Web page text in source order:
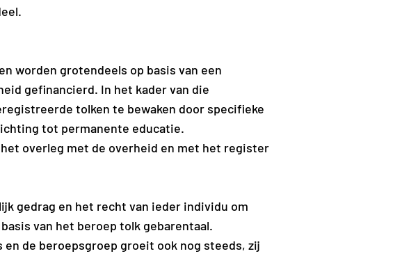
worden grotendeels op basis van een
gefinancierd. In het kader van die
tolken te bewaken door specifieke
tot permanente educatie.
overleg met de overheid en met het register
gedrag en het recht van ieder individu om
van het beroep tolk gebarentaal.
de beroepsgroep groeit ook nog steeds, zij